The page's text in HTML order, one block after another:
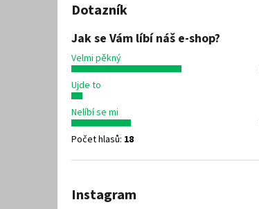
Dotazník
Jak se Vám líbí náš e-shop?
Velmi pěkný
Ujde to
Nelíbí se mi
Počet hlasů: 18
Instagram